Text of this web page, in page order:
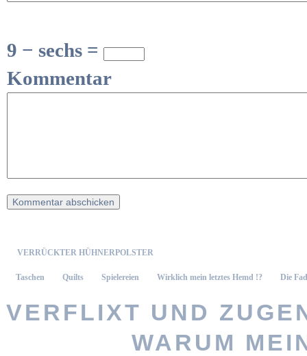
9 − sechs =
Kommentar
VERRÜCKTER HÜHNERPOLSTER
Taschen Quilts Spielereien Wirklich mein letztes Hemd !? Die
VERFLIXT UND
Vernähte
WARUM